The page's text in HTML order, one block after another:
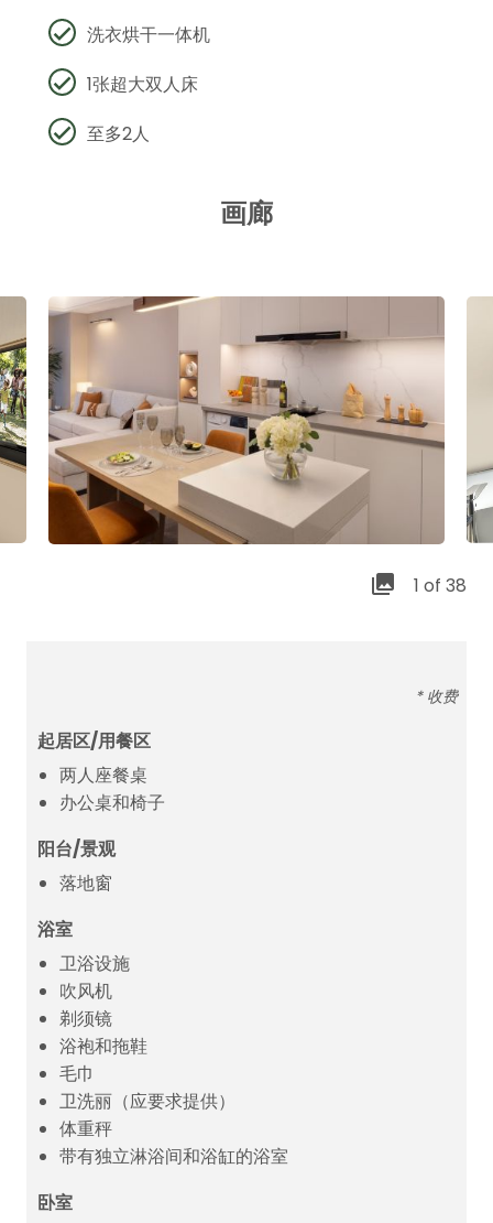
洗衣烘干一体机
1张超大双人床
至多2人
画廊
1 of 38
* 收费
起居区/用餐区
两人座餐桌
办公桌和椅子
阳台/景观
落地窗
浴室
卫浴设施
吹风机
剃须镜
浴袍和拖鞋
毛巾
卫洗丽（应要求提供）
体重秤
带有独立淋浴间和浴缸的浴室
卧室